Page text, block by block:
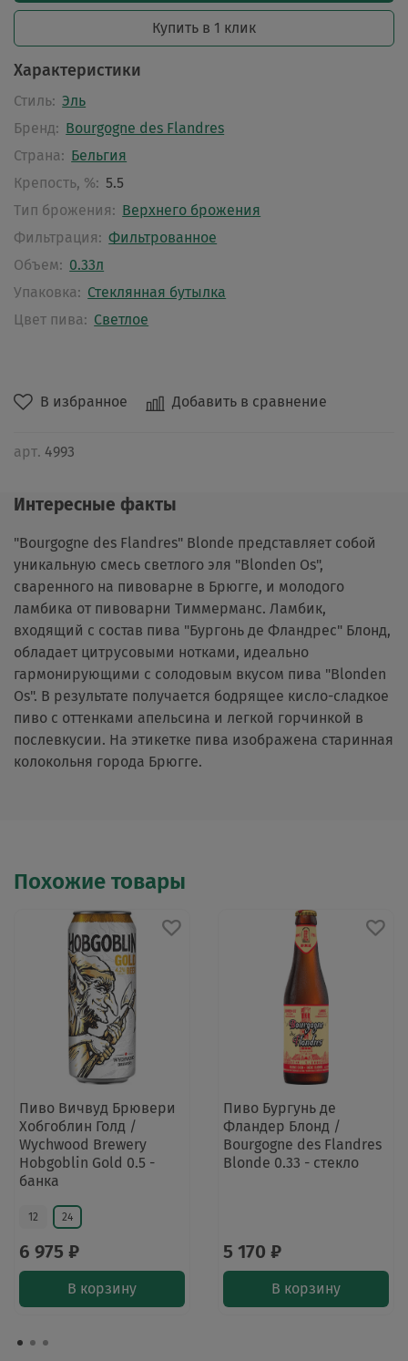
В избранное Добавить в сравнение
арт. 4993
Купить в 1 клик
Характеристики
Стиль: Эль
Бренд: Bourgogne des Flandres
Страна: Бельгия
Крепость, %: 5.5
Тип брожения: Верхнего брожения
Фильтрация: Фильтрованное
Объем: 0.33л
Упаковка: Стеклянная бутылка
Цвет пива: Светлое
Интересные факты
"Bourgogne des Flandres" Blonde представляет собой
уникальную смесь светлого эля "Blonden Os",
сваренного на пивоварне в Брюгге, и молодого
ламбика от пивоварни Тиммерманс. Ламбик,
входящий с состав пива "Бургонь де Фландрес" Блонд,
обладает цитрусовыми нотками, идеально
гармонирующими с солодовым вкусом пива "Blonden
Os". В результате получается бодрящее кисло-сладкое
пиво с оттенками апельсина и легкой горчинкой в
послевкусии. На этикетке пива изображена старинная
колокольня города Брюгге.
Похожие товары
Пиво Вичвуд Брювери
Хобгоблин Голд /
Wychwood Brewery
Hobgoblin Gold 0.5 -
банка
12 24
6 975 ₽
В корзину
Пиво Бургунь де
Фландер Блонд /
Bourgogne des Flandres
Blonde 0.33 - стекло
5 170 ₽
В корзину